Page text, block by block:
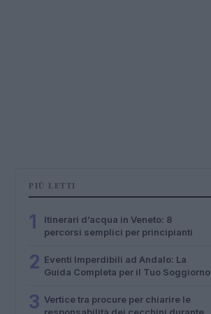
PIÙ LETTI
1
Itinerari d’acqua in Veneto: 8
percorsi semplici per principianti
2 Eventi Imperdibili ad Andalo: La
Guida Completa per il Tuo Soggiorno
3 Vertice tra procure per chiarire le